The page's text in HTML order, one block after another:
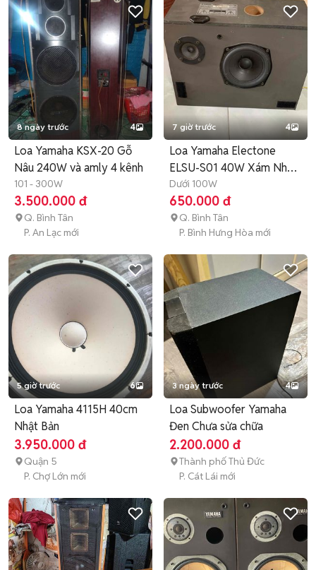
8 ngày trước 4
Loa Yamaha KSX-20 Gỗ
Nâu 240W và amly 4 kênh
101 - 300W
3.500.000 đ
Q. Bình Tân
P. An Lạc mới
7 giờ trước 4
Loa Yamaha Electone
ELSU-S01 40W Xám Nhật
Bản
Dưới 100W
650.000 đ
Q. Bình Tân
P. Bình Hưng Hòa mới
5 giờ trước 6
Loa Yamaha 4115H 40cm
Nhật Bản
3.950.000 đ
Quận 5
P. Chợ Lớn mới
3 ngày trước 4
Loa Subwoofer Yamaha
Đen Chưa sửa chữa
2.200.000 đ
Thành phố Thủ Đức
P. Cát Lái mới